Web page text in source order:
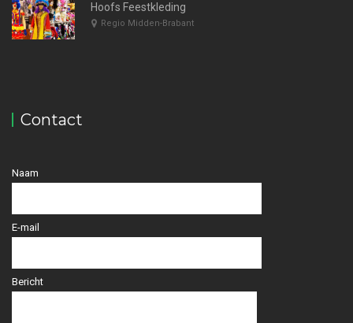
Hoofs Feestkleding
Regio Midden-Brabant
Contact
Naam
E-mail
Bericht